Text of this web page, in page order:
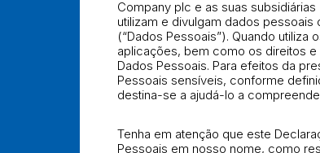
Company plc e as suas subsidiárias
utilizam e divulgam dados
(“Dados Pessoais”). Quando
aplicações, bem como os direitos
Dados Pessoais. Para efeitos da
Pessoais sensíveis, conforme
destina-se a ajudá-lo a
Tenha em atenção que este
Pessoais em nosso nome, como